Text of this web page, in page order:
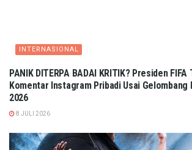
INTERNASIONAL
PANIK DITERPA BADAI KRITIK? Presiden
Komentar Instagram Pribadi Usai Gelombang
2026
8 JULI 2026